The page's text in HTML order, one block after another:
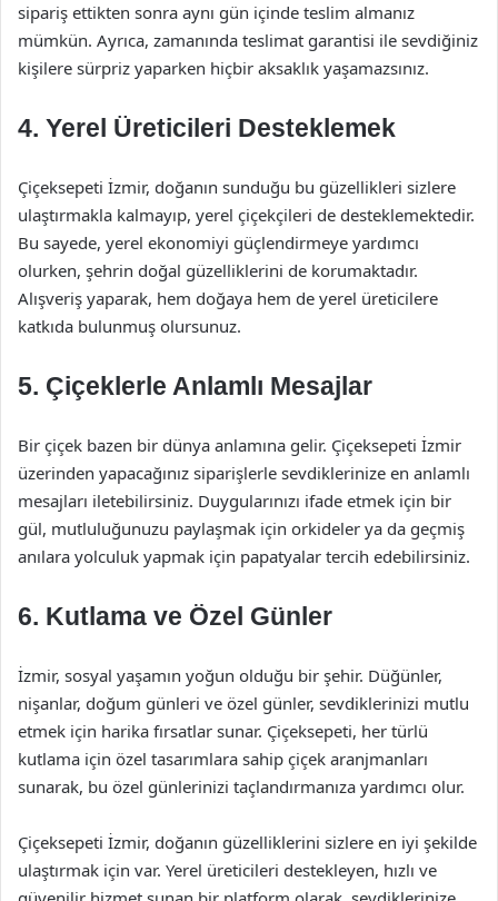
sipariş ettikten sonra aynı gün içinde teslim almanız
mümkün. Ayrıca, zamanında teslimat garantisi ile sevdiğiniz
kişilere sürpriz yaparken hiçbir aksaklık yaşamazsınız.
4. Yerel Üreticileri Desteklemek
Çiçeksepeti İzmir, doğanın sunduğu bu güzellikleri sizlere
ulaştırmakla kalmayıp, yerel çiçekçileri de desteklemektedir.
Bu sayede, yerel ekonomiyi güçlendirmeye yardımcı
olurken, şehrin doğal güzelliklerini de korumaktadır.
Alışveriş yaparak, hem doğaya hem de yerel üreticilere
katkıda bulunmuş olursunuz.
5. Çiçeklerle Anlamlı Mesajlar
Bir çiçek bazen bir dünya anlamına gelir. Çiçeksepeti İzmir
üzerinden yapacağınız siparişlerle sevdiklerinize en anlamlı
mesajları iletebilirsiniz. Duygularınızı ifade etmek için bir
gül, mutluluğunuzu paylaşmak için orkideler ya da geçmiş
anılara yolculuk yapmak için papatyalar tercih edebilirsiniz.
6. Kutlama ve Özel Günler
İzmir, sosyal yaşamın yoğun olduğu bir şehir. Düğünler,
nişanlar, doğum günleri ve özel günler, sevdiklerinizi mutlu
etmek için harika fırsatlar sunar. Çiçeksepeti, her türlü
kutlama için özel tasarımlara sahip çiçek aranjmanları
sunarak, bu özel günlerinizi taçlandırmanıza yardımcı olur.
Çiçeksepeti İzmir, doğanın güzelliklerini sizlere en iyi şekilde
ulaştırmak için var. Yerel üreticileri destekleyen, hızlı ve